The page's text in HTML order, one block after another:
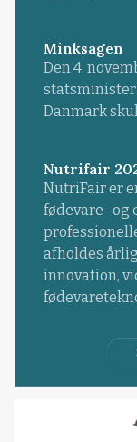
Minksagen
Den 4.
statsminister
Danmark
Nutrifair
NutriFair er
fødevare- og
afholdes
innovation,